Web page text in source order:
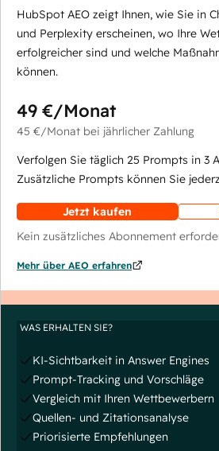
HubSpot AEO zeigt Ihnen, wie Sie in
und Perplexity erscheinen, wo Ihre
erfolgreicher sind und welche
können.
49 €/Monat
45 €/Monat bei jährlicher Zahlung
Verfolgen Sie täglich 25 Prompts in 3
Zusätzliche Prompts können Sie
Jetzt kaufen
Kein zusätzliches Abonnement
Mehr über AEO erfahren
WAS ERHALTEN SIE?
KI-Sichtbarkeit in Answer Engines
Prompt-Tracking und Vorschläge
Vergleich mit Ihren Wettbewerbern
Quellen- und Zitationsanalyse
Priorisierte Empfehlungen